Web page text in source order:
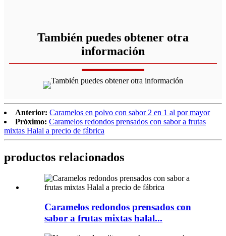
También puedes obtener otra
información
Anterior: Caramelos en polvo con sabor 2 en 1 al por mayor
Próximo: Caramelos redondos prensados ​​con sabor a frutas
mixtas Halal a precio de fábrica
productos relacionados
Caramelos redondos prensados ​​con
sabor a frutas mixtas halal...